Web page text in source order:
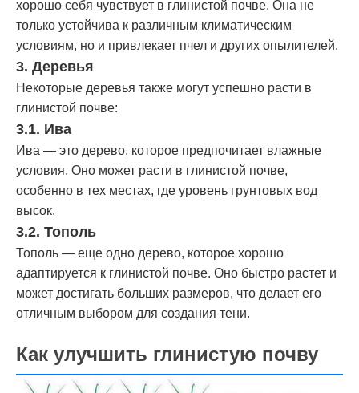
хорошо себя чувствует в глинистой почве. Она не
только устойчива к различным климатическим
условиям, но и привлекает пчел и других опылителей.
3. Деревья
Некоторые деревья также могут успешно расти в
глинистой почве:
3.1. Ива
Ива — это дерево, которое предпочитает влажные
условия. Оно может расти в глинистой почве,
особенно в тех местах, где уровень грунтовых вод
высок.
3.2. Тополь
Тополь — еще одно дерево, которое хорошо
адаптируется к глинистой почве. Оно быстро растет и
может достигать больших размеров, что делает его
отличным выбором для создания тени.
Как улучшить глинистую почву